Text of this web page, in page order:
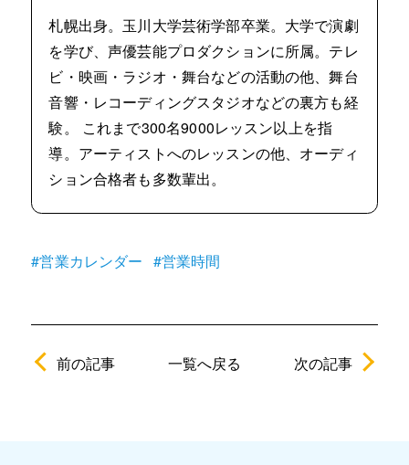
札幌出身。玉川大学芸術学部卒業。大学で演劇
を学び、声優芸能プロダクションに所属。テレ
ビ・映画・ラジオ・舞台などの活動の他、舞台
音響・レコーディングスタジオなどの裏方も経
験。 これまで300名9000レッスン以上を指
導。アーティストへのレッスンの他、オーディ
ション合格者も多数輩出。
#営業カレンダー #営業時間
前の記事 一覧へ戻る 次の記事